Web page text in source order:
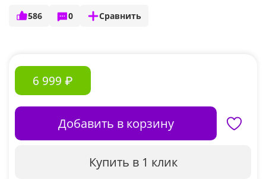
586 0 Сравнить
6 999 ₽
Добавить в корзину
Купить в 1 клик